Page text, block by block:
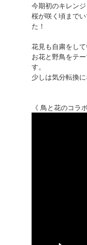
今期初のキレン
桜が咲く頃まで
た！
花見も自粛をし
お花と野鳥をテ
す。
少しは気分転換に
《 鳥と花のコラ